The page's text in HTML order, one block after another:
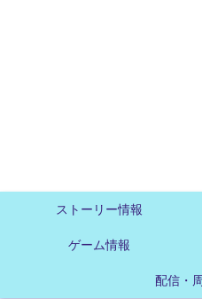
ストーリー情報
ゲーム情報
配信・